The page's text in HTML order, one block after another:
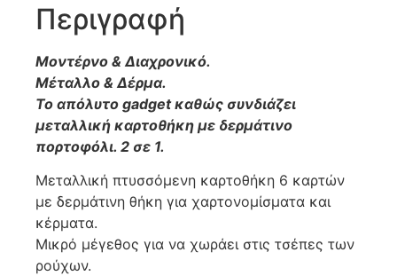
Περιγραφή
Mοντέρνο & Διαχρονικό.
Μέταλλο & Δέρμα.
Το απόλυτο gadget καθώς συνδιάζει
μεταλλική καρτοθήκη με δερμάτινο
πορτοφόλι. 2 σε 1.
Μεταλλική πτυσσόμενη καρτοθήκη 6 καρτών
με δερμάτινη θήκη για χαρτονομίσματα και
κέρματα.
Μικρό μέγεθος για να χωράει στις τσέπες των
ρούχων.